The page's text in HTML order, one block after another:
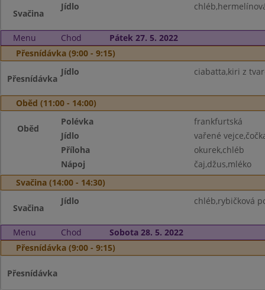
Svačina
Jídlo
Menu Chod
Pátek 27. 5. 2022
Přesnídávka (9:00 - 9:15)
Přesnídávka
Jídlo ciabatta,kiri z
Oběd (11:00 - 14:00)
Oběd
Polévka
frankfurtská
Jídlo
vařené
Příloha
okurek,chléb
Nápoj
čaj,džus,mléko
Svačina (14:00 - 14:30)
Svačina
Jídlo chléb,rybičková
Menu Chod
Sobota 28. 5. 2022
Přesnídávka (9:00 - 9:15)
Přesnídávka